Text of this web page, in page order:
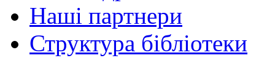
Наші партнери
Структура бібліотеки